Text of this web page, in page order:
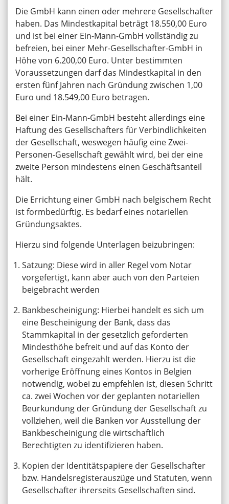
Die GmbH kann einen oder mehrere Gesellschafter
haben. Das Mindestkapital beträgt 18.550,00 Euro
und ist bei einer Ein-Mann-GmbH vollständig zu
befreien, bei einer Mehr-Gesellschafter-GmbH in
Höhe von 6.200,00 Euro. Unter bestimmten
Voraussetzungen darf das Mindestkapital in den
ersten fünf Jahren nach Gründung zwischen 1,00
Euro und 18.549,00 Euro betragen.
Bei einer Ein-Mann-GmbH besteht allerdings eine
Haftung des Gesellschafters für Verbindlichkeiten
der Gesellschaft, weswegen häufig eine Zwei-
Personen-Gesellschaft gewählt wird, bei der eine
zweite Person mindestens einen Geschäftsanteil
hält.
Die Errichtung einer GmbH nach belgischem Recht
ist formbedürftig. Es bedarf eines notariellen
Gründungsaktes.
Hierzu sind folgende Unterlagen beizubringen:
Satzung: Diese wird in aller Regel vom Notar
vorgefertigt, kann aber auch von den Parteien
beigebracht werden
Bankbescheinigung: Hierbei handelt es sich um
eine Bescheinigung der Bank, dass das
Stammkapital in der gesetzlich geforderten
Mindesthöhe befreit und auf das Konto der
Gesellschaft eingezahlt werden. Hierzu ist die
vorherige Eröffnung eines Kontos in Belgien
notwendig, wobei zu empfehlen ist, diesen Schritt
ca. zwei Wochen vor der geplanten notariellen
Beurkundung der Gründung der Gesellschaft zu
vollziehen, weil die Banken vor Ausstellung der
Bankbescheinigung die wirtschaftlich
Berechtigten zu identifizieren haben.
Kopien der Identitätspapiere der Gesellschafter
bzw. Handelsregisterauszüge und Statuten, wenn
Gesellschafter ihrerseits Gesellschaften sind.